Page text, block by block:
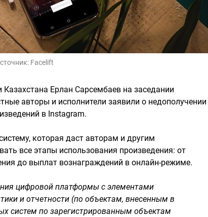
Facelift
Ерлан Сарсембаев на заседании
авторы и исполнители заявили о недополучении
в Instagram.
которая даст авторам и другим
все этапы использования произведения: от
до выплат вознаграждений в онлайн-режиме.
цифровой платформы с элементами
и отчетности (по объектам, внесенным в
систем по зарегистрированным объектам